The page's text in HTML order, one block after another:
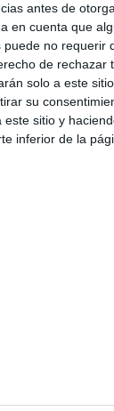
antes de
en cuenta que
no requerir
de rechazar
solo a este
su
este sitio y
inferior de la
desde
. Por
podrán
inéditos
detective de
arrojar algo
sigue